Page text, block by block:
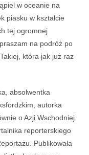
w oceanie na
piasku w kształcie
tej ogromnej
na podróż po
która jak już raz
absolwentka
autorka
o Azji Wschodniej.
reporterskiego
Publikowała